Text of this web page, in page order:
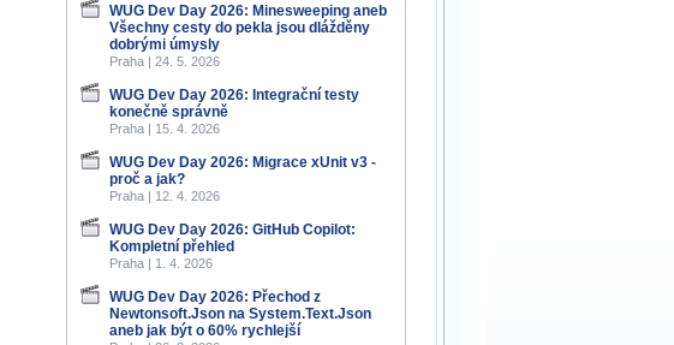
WUG Dev Day 2026: Minesweeping aneb
Všechny cesty do pekla jsou dlážděny
dobrými úmysly
Praha | 24. 5. 2026
WUG Dev Day 2026: Integrační testy
konečně správně
Praha | 15. 4. 2026
WUG Dev Day 2026: Migrace xUnit v3 -
proč a jak?
Praha | 12. 4. 2026
WUG Dev Day 2026: GitHub Copilot:
Kompletní přehled
Praha | 1. 4. 2026
WUG Dev Day 2026: Přechod z
Newtonsoft.Json na System.Text.Json
aneb jak být o 60% rychlejší